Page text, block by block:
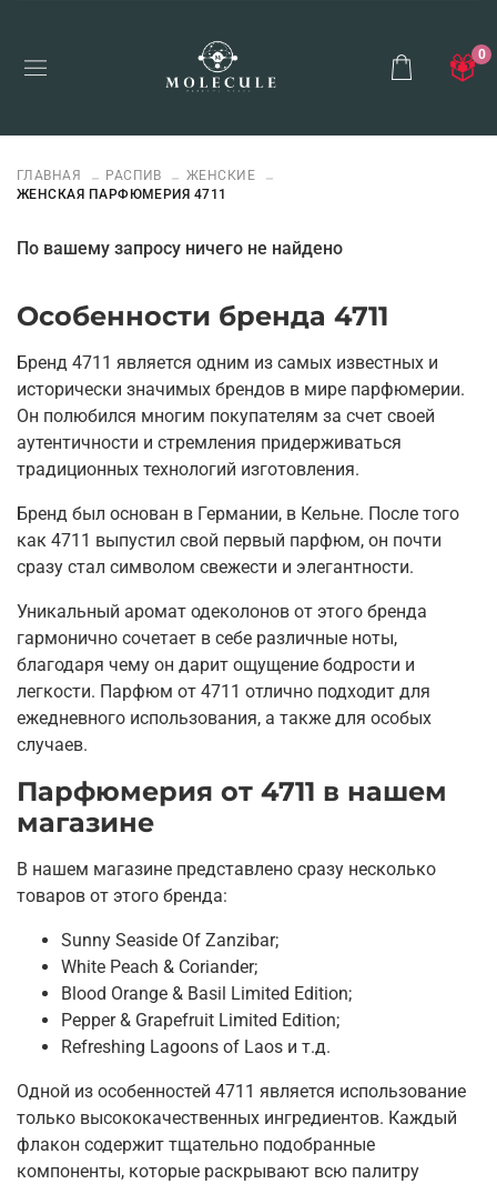
0
ГЛАВНАЯ РАСПИВ
ЖЕНСКИЕ
ЖЕНСКАЯ ПАРФЮМЕРИЯ 4711
По вашему запросу ничего не найдено
Особенности бренда 4711
Бренд 4711 является одним из самых известных и
исторически значимых брендов в мире парфюмерии.
Он полюбился многим покупателям за счет своей
аутентичности и стремления придерживаться
традиционных технологий изготовления.
Бренд был основан в Германии, в Кельне. После того
как 4711 выпустил свой первый парфюм, он почти
сразу стал символом свежести и элегантности.
Уникальный аромат одеколонов от этого бренда
гармонично сочетает в себе различные ноты,
благодаря чему он дарит ощущение бодрости и
легкости. Парфюм от 4711 отлично подходит для
ежедневного использования, а также для особых
случаев.
Парфюмерия от 4711 в нашем
магазине
В нашем магазине представлено сразу несколько
товаров от этого бренда:
Sunny Seaside Of Zanzibar;
White Peach & Coriander;
Blood Orange & Basil Limited Edition;
Pepper & Grapefruit Limited Edition;
Refreshing Lagoons of Laos и т.д.
Одной из особенностей 4711 является использование
только высококачественных ингредиентов. Каждый
флакон содержит тщательно подобранные
компоненты, которые раскрывают всю палитру